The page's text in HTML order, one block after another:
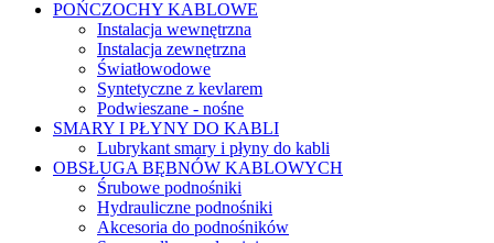
POŃCZOCHY KABLOWE
Instalacja wewnętrzna
Instalacja zewnętrzna
Światłowodowe
Syntetyczne z kevlarem
Podwieszane - nośne
SMARY I PŁYNY DO KABLI
Lubrykant smary i płyny do kabli
OBSŁUGA BĘBNÓW KABLOWYCH
Śrubowe podnośniki
Hydrauliczne podnośniki
Akcesoria do podnośników